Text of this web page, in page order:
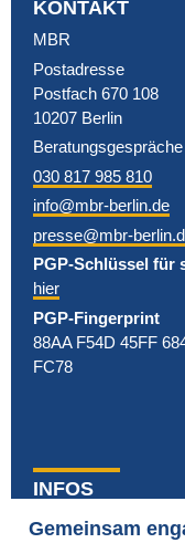
Gemeinsam
KONTAKT
MBR
Postadresse
Postfach 670 108
10207 Berlin
030 817 985 810
info@mbr-berlin.de
presse@mbr-
PGP-Schlüssel für
hier
PGP-Fingerprint
88AA F54D 45FF
FC78
INFOS
Fragen & Antworten